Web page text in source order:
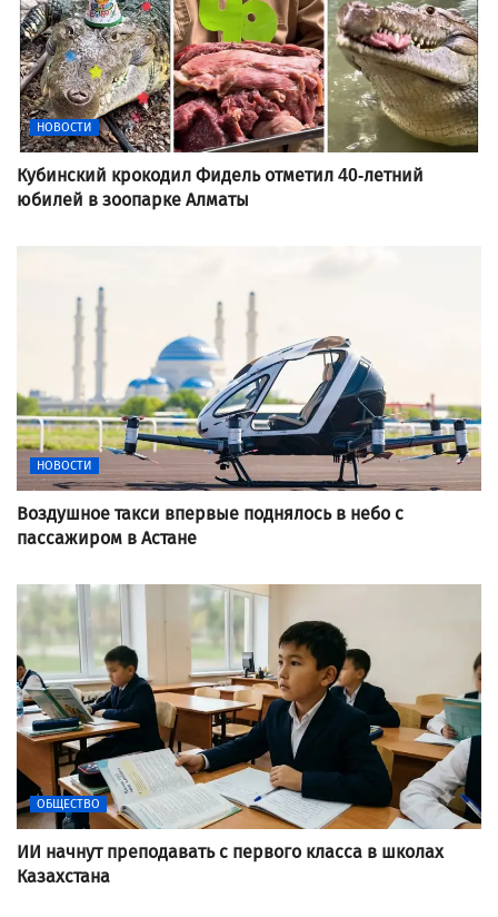
НОВОСТИ
Кубинский крокодил Фидель отметил 40-летний
юбилей в зоопарке Алматы
НОВОСТИ
Воздушное такси впервые поднялось в небо с
пассажиром в Астане
ОБЩЕСТВО
ИИ начнут преподавать с первого класса в школах
Казахстана